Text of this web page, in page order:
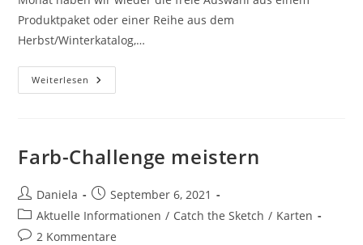
Produktpaket oder einer Reihe aus dem
Herbst/Winterkatalog,…
Weiterlesen
Farb-Challenge meistern
Daniela
September 6, 2021
Aktuelle Informationen / Catch the Sketch / Karten
2 Kommentare